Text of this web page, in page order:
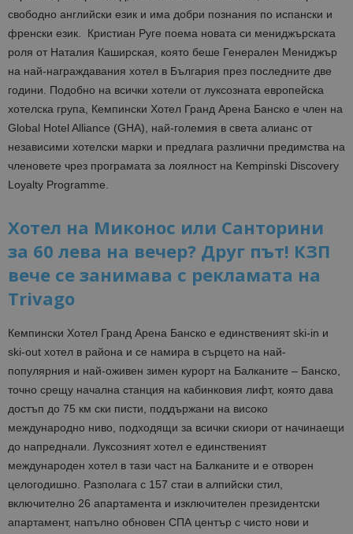
свободно английски език и има добри познания по испански и
френски език. Кристиан Руге поема новата си мениджърската
роля от Наталия Каширская, която беше Генерален Мениджър
на най-награждавания хотел в България през последните две
години. Подобно на всички хотели от луксозната европейска
хотелска група, Кемпински Хотел Гранд Арена Банско е член на
Global Hotel Alliance (GHA), най-големия в света алианс от
независими хотелски марки и предлага различни предимства на
членовете чрез програмата за лоялност на Kempinski Discovery
Loyalty Programme.
Хотел на Миконос или Санторини
за 60 лева на вечер? Друг път! КЗП
вече се занимава с рекламата на
Trivago
Кемпински Хотел Гранд Арена Банско е единственият ski-in и
ski-out хотел в района и се намира в сърцето на най-
популярния и най-оживен зимен курорт на Балканите – Банско,
точно срещу начална станция на кабинковия лифт, която дава
достъп до 75 км ски писти, поддържани на високо
международно ниво, подходящи за всички скиори от начинаещи
до напреднали. Луксозният хотел е единственият
международен хотел в тази част на Балканите и е отворен
целогодишно. Разполага с 157 стаи в алпийски стил,
включително 26 апартамента и изключителен президентски
апартамент, напълно обновен СПА център с чисто нови и